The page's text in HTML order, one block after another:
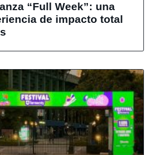
“Full Week”: una
de impacto total